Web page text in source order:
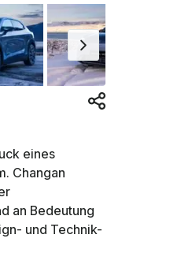
eines
Changan
an Bedeutung
und Technik-